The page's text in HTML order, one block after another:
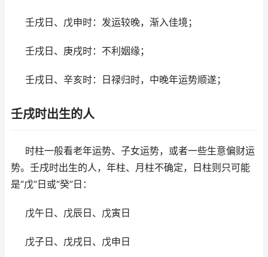
壬戌日、戊申时：发运较晚，渐入佳境；
壬戌日、庚戌时：不利姻缘；
壬戌日、辛亥时：日禄归时，中晚年运势顺遂；
壬戌时出生的人
时柱一般看老年运势、子女运势，或者一些生意偏财运
势。壬戌时出生的人，年柱、月柱不确定，日柱则只可能
是“戊”日或“癸”日：
戊午日、戊辰日、戊寅日
戊子日、戊戌日、戊申日